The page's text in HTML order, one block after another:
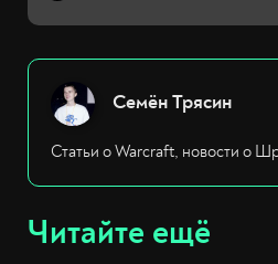
Семён Трясин
Статьи о Warcraft, новости о
Читайте ещё